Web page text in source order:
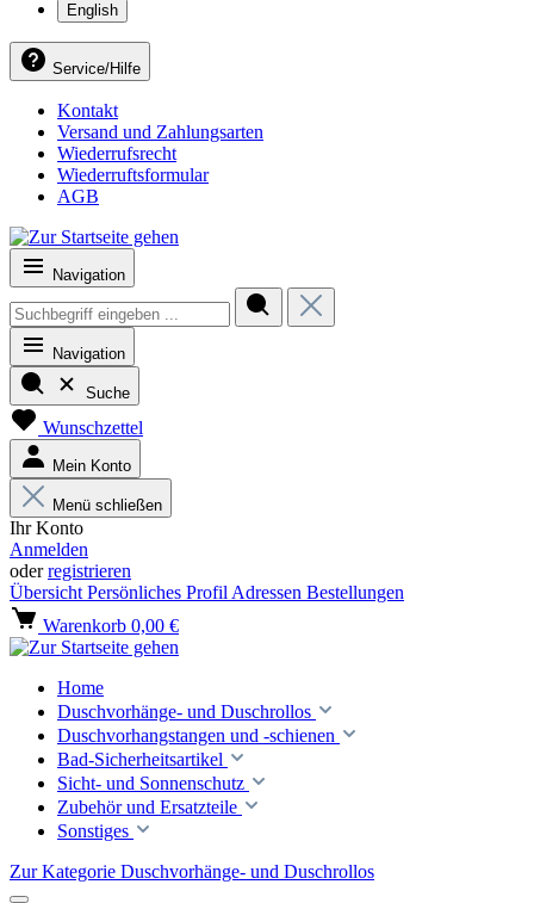
English
Service/Hilfe
Kontakt
Versand und Zahlungsarten
Wiederrufsrecht
Wiederruftsformular
AGB
Navigation
Navigation
Suche
Wunschzettel
Mein Konto
Menü schließen
Ihr Konto
Anmelden
oderregistrieren
Übersicht Persönliches Profil Adressen Bestellungen
Warenkorb 0,00 €
Home
Duschvorhänge- und Duschrollos
Duschvorhangstangen und -schienen
Bad-Sicherheitsartikel
Sicht- und Sonnenschutz
Zubehör und Ersatzteile
Sonstiges
Zur Kategorie Duschvorhänge- und Duschrollos